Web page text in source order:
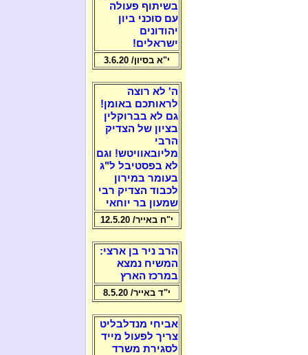
בשיתוף פעולה
עם סוכני ביון
יהודונים
ישראלים!
י"א בסיון/ 3.6.20
ה' לא רוצה
לראותכם באומן!
גם לא בברוקלין
בציון של הצדיק
הרבי
מליובאוויטש! וגם
לא בפסטיבל ל"ג
בעומר במירון
לכבוד הצדיק רבי
שמעון בר יוחאי
י"ח באייר/ 12.5.20
הרב ניר בן ארצי:
המשיח נמצא
במרכז הארץ
י"ד באייר/ 8.5.20
אביחי מנדלבליט
צריך לפעול מייד
לסגירת משרד